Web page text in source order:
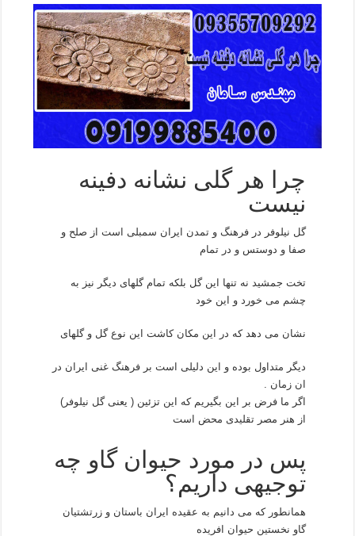
چرا هر گلی نشانه دفینه
نیست
گل نیلوفر در فرهنگ و تمدن ایران سمبلی است از صلح و
صفا و دوستس و در تمام
تخت جمشید نه تنها این گل بلکه تمام گلهای دیگر نیز به
چشم می خورد و این خود
نشان می دهد که در این مکان کاشت این نوع گل و گلهای
دیگر متداول بوده و این دلیلی است بر فرهنگ غنی ایران در
ان زمان .
اگر ما فرض بر این بگیریم که این تزئین ( یعنی گل نیلوفر)
از هنر مصر تقلیدی محض است
پس در مورد حیوان گاو چه
توجیهی داریم؟
همانطور که می دانیم به عقیده ایران باستان و زرتشتیان
گاو نخستین حیوان افریده